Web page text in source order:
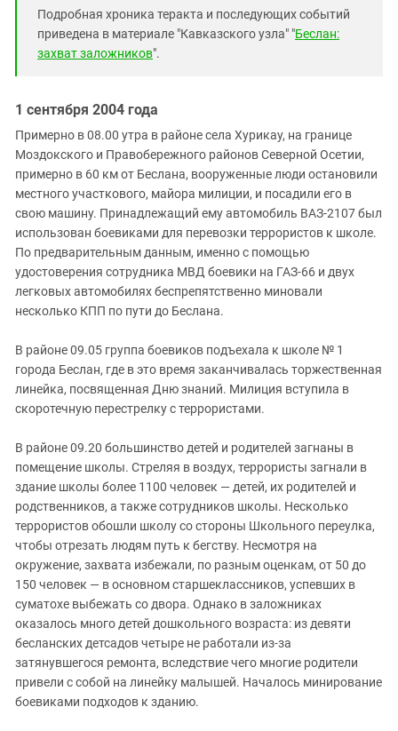
Подробная хроника теракта и последующих событий
приведена в материале "Кавказского узла" "Беслан:
захват заложников".
1 сентября 2004 года
Примерно в 08.00 утра в районе села Хурикау, на границе
Моздокского и Правобережного районов Северной Осетии,
примерно в 60 км от Беслана, вооруженные люди остановили
местного участкового, майора милиции, и посадили его в
свою машину. Принадлежащий ему автомобиль ВАЗ-2107 был
использован боевиками для перевозки террористов к школе.
По предварительным данным, именно с помощью
удостоверения сотрудника МВД боевики на ГАЗ-66 и двух
легковых автомобилях беспрепятственно миновали
несколько КПП по пути до Беслана.
В районе 09.05 группа боевиков подъехала к школе № 1
города Беслан, где в это время заканчивалась торжественная
линейка, посвященная Дню знаний. Милиция вступила в
скоротечную перестрелку с террористами.
В районе 09.20 большинство детей и родителей загнаны в
помещение школы. Стреляя в воздух, террористы загнали в
здание школы более 1100 человек — детей, их родителей и
родственников, а также сотрудников школы. Несколько
террористов обошли школу со стороны Школьного переулка,
чтобы отрезать людям путь к бегству. Несмотря на
окружение, захвата избежали, по разным оценкам, от 50 до
150 человек — в основном старшеклассников, успевших в
суматохе выбежать со двора. Однако в заложниках
оказалось много детей дошкольного возраста: из девяти
бесланских детсадов четыре не работали из-за
затянувшегося ремонта, вследствие чего многие родители
привели с собой на линейку малышей. Началось минирование
боевиками подходов к зданию.